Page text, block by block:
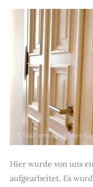
Hier wurde von uns
aufgearbeitet. Es